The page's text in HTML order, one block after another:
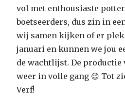
vol met enthousiaste
boetseerders, dus zin in
wij samen kijken of er
januari en kunnen we jou
de wachtlijst. De productie
weer in volle gang 😉 Tot
Verf!